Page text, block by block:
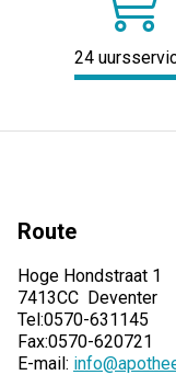
24
Route
Hoge Hondstraat 1
7413CC Deventer
Tel:0570-631145
Fax:0570-620721
E-mail: